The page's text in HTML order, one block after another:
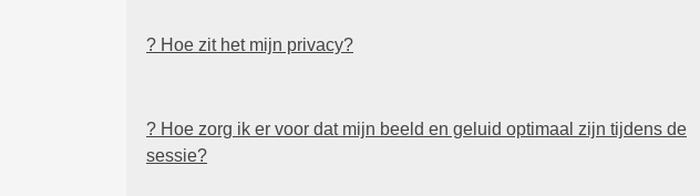
? Hoe zit het mijn privacy?
? Hoe zorg ik er voor dat mijn beeld en geluid optimaal zijn tijdens de
sessie?